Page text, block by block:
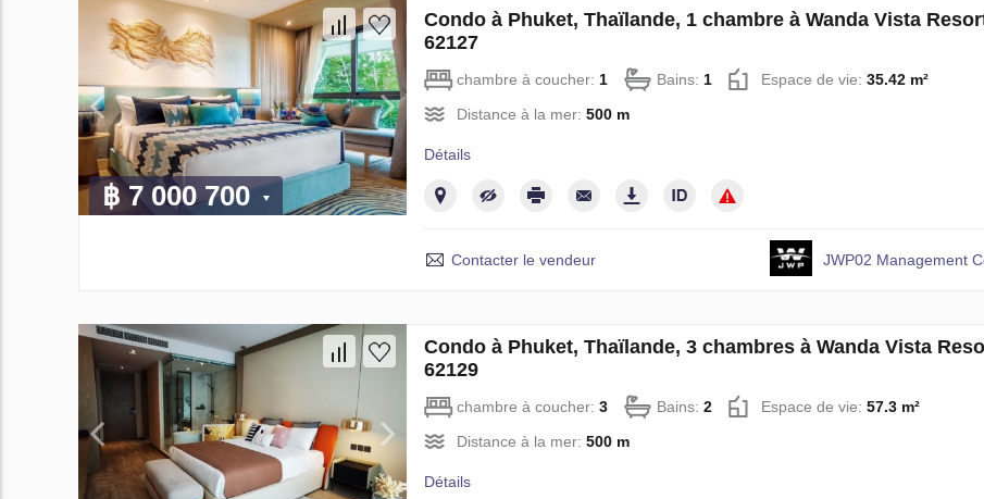
฿ 7 000 700
Condo à Phuket, Thaïlande, 1 chambre à Wanda Vista
62127
chambre à coucher: 1 Bains: 1 Espace de vie: 35.42 m²
Distance à la mer: 500 m
Détails
Contacter le vendeur JWP02 Management
Condo à Phuket, Thaïlande, 3 chambres à Wanda Vista
62129
chambre à coucher: 3 Bains: 2 Espace de vie: 57.3 m²
Distance à la mer: 500 m
Détails